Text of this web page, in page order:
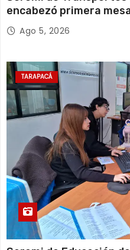
encabezó primera
retiro de cables en
Ago 5, 2026
TARAPACÁ